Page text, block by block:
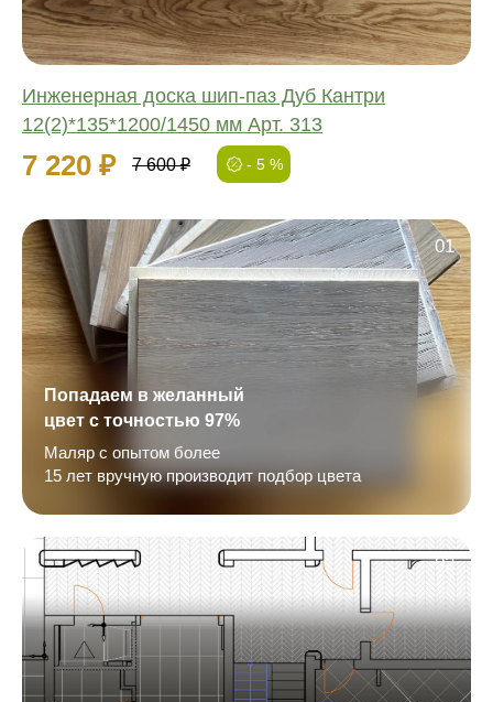
Инженерная доска шип-паз Дуб Кантри
12(2)*135*1200/1450 мм Арт. 313
7 220 ₽ 7 600 ₽ - 5 %
01
Попадаем в желанный
цвет с точностью 97%
Маляр с опытом более
15 лет вручную производит подбор цвета
02